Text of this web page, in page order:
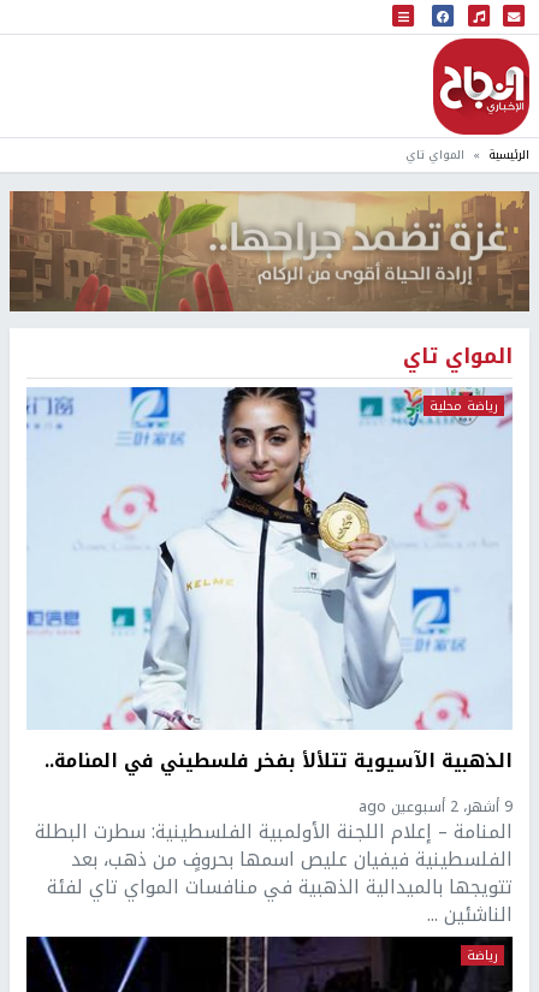
البث المباشر
إذاعة النجاح
الرئيسية المواي تاي
المواي تاي
رياضة محلية
الذهبية الآسيوية تتلألأ بفخر فلسطيني في المنامة..
9 أشهر، 2 أسبوعين ago
المنامة – إعلام اللجنة الأولمبية الفلسطينية: سطرت البطلة
الفلسطينية فيفيان عليص اسمها بحروفٍ من ذهب، بعد
تتويجها بالميدالية الذهبية في منافسات المواي تاي لفئة
الناشئين ...
رياضة